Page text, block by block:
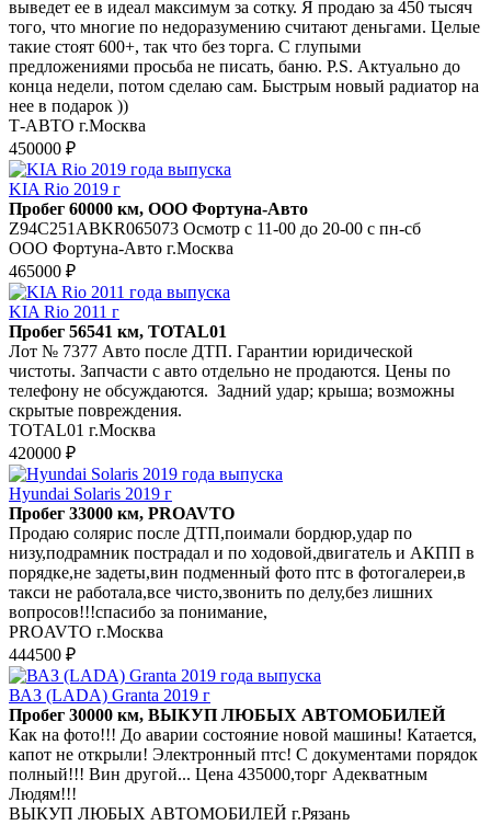
выведет ее в идеал максимум за сотку. Я продаю за 450 тысяч
того, что многие по недоразумению считают деньгами. Целые
такие стоят 600+, так что без торга. С глупыми
предложениями просьба не писать, баню. P.S. Актуально до
конца недели, потом сделаю сам. Быстрым новый радиатор на
нее в подарок ))
Т-АВТО г.Москва
450000 ₽
KIA Rio 2019 г
Пробег 60000 км, ООО Фортуна-Авто
Z94C251ABKR065073 Осмотр с 11-00 до 20-00 с пн-сб
ООО Фортуна-Авто г.Москва
465000 ₽
KIA Rio 2011 г
Пробег 56541 км, TOTAL01
Лот № 7377 Авто после ДТП. Гарантии юридической
чистоты. Запчасти с авто отдельно не продаются. Цены по
телефону не обсуждаются. Задний удар; крыша; возможны
скрытые повреждения.
TOTAL01 г.Москва
420000 ₽
Hyundai Solaris 2019 г
Пробег 33000 км, PROAVTO
Продаю солярис после ДТП,поимали бордюр,удар по
низу,подрамник пострадал и по ходовой,двигатель и АКПП в
порядке,не задеты,вин подменный фото птс в фотогалереи,в
такси не работала,все чисто,звонить по делу,без лишних
вопросов!!!спасибо за понимание,
PROAVTO г.Москва
444500 ₽
ВАЗ (LADA) Granta 2019 г
Пробег 30000 км, ВЫКУП ЛЮБЫХ АВТОМОБИЛЕЙ
Как на фото!!! До аварии состояние новой машины! Катается,
капот не открыли! Электронный птс! С документами порядок
полный!!! Вин другой... Цена 435000,торг Адекватным
Людям!!!
ВЫКУП ЛЮБЫХ АВТОМОБИЛЕЙ г.Рязань